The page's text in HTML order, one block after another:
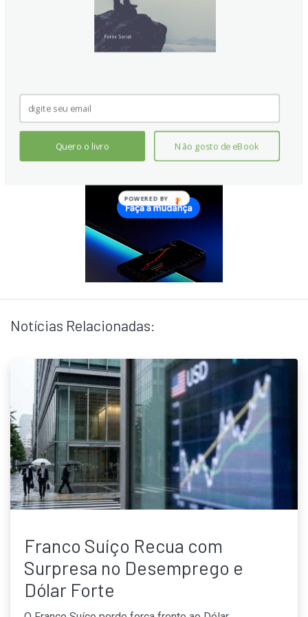
Notícias Relacionadas:
Franco Suíço Recua com
Surpresa no Desemprego e
Dólar Forte
Quero o livro Não gosto de eBook